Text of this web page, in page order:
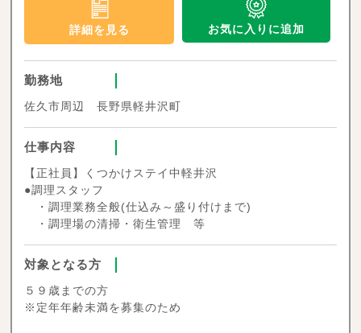
詳細を見る お気に入りに追加
勤務地
佐久市周辺 長野県軽井沢町
仕事内容
【正社員】くつかけステイ中軽井沢
●調理スタッフ
・調理業務全般(仕込み～盛り付けまで)
・調理場の清掃・衛生管理 等
対象となる方
５９歳までの方
※定年年齢未満を募集のため